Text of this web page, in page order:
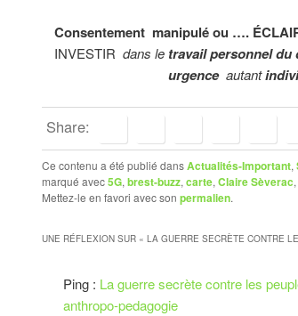
Consentement manipulé ou ….
INVESTIR dans letravail personnel du
urgenceautant
Share:
Ce contenu a été publié dansActualités-Important,
marqué avec5G, brest-buzz, carte, Claire Sèverac,
Mettez-le en favori avec son permalien.
UNE RÉFLEXION SUR « LA GUERRE SECRÈTE CONTRE
Ping : La guerre secrète contre les
anthropo-pedagogie